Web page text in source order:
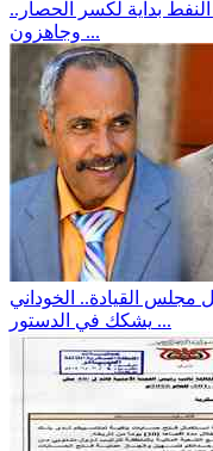
النفط بداية لكسر الحصار..
وجاهزون ...
القيادة.. الخوداني
يشكك في الدستور ...